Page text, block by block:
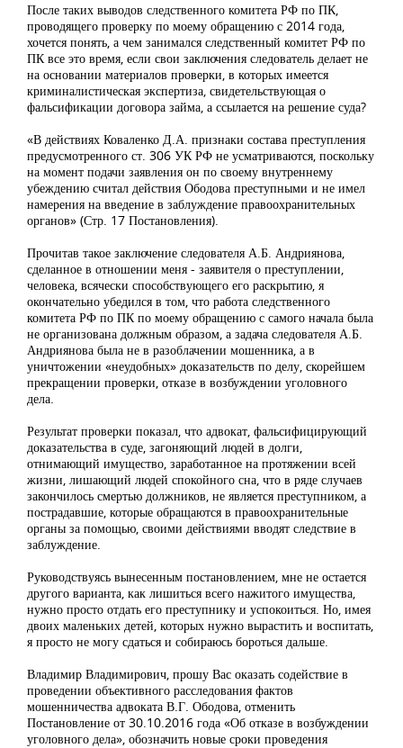
После таких выводов следственного комитета РФ по ПК,
проводящего проверку по моему обращению с 2014 года,
хочется понять, а чем занимался следственный комитет РФ по
ПК все это время, если свои заключения следователь делает не
на основании материалов проверки, в которых имеется
криминалистическая экспертиза, свидетельствующая о
фальсификации договора займа, а ссылается на решение суда?
«В действиях Коваленко Д.А. признаки состава преступления
предусмотренного ст. 306 УК РФ не усматриваются, поскольку
на момент подачи заявления он по своему внутреннему
убеждению считал действия Ободова преступными и не имел
намерения на введение в заблуждение правоохранительных
органов» (Стр. 17 Постановления).
Прочитав такое заключение следователя А.Б. Андриянова,
сделанное в отношении меня - заявителя о преступлении,
человека, всячески способствующего его раскрытию, я
окончательно убедился в том, что работа следственного
комитета РФ по ПК по моему обращению с самого начала была
не организована должным образом, а задача следователя А.Б.
Андриянова была не в разоблачении мошенника, а в
уничтожении «неудобных» доказательств по делу, скорейшем
прекращении проверки, отказе в возбуждении уголовного
дела.
Результат проверки показал, что адвокат, фальсифицирующий
доказательства в суде, загоняющий людей в долги,
отнимающий имущество, заработанное на протяжении всей
жизни, лишающий людей спокойного сна, что в ряде случаев
закончилось смертью должников, не является преступником, а
пострадавшие, которые обращаются в правоохранительные
органы за помощью, своими действиями вводят следствие в
заблуждение.
Руководствуясь вынесенным постановлением, мне не остается
другого варианта, как лишиться всего нажитого имущества,
нужно просто отдать его преступнику и успокоиться. Но, имея
двоих маленьких детей, которых нужно вырастить и воспитать,
я просто не могу сдаться и собираюсь бороться дальше.
Владимир Владимирович, прошу Вас оказать содействие в
проведении объективного расследования фактов
мошенничества адвоката В.Г. Ободова, отменить
Постановление от 30.10.2016 года «Об отказе в возбуждении
уголовного дела», обозначить новые сроки проведения